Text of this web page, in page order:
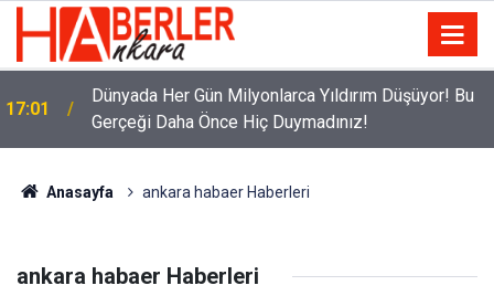
17:01
Dünyada Her Gün Milyonlarca Yıldırım Düşüyor! Bu
Gerçeği Daha Önce Hiç Duymadınız!
Anasayfa ankara habaer Haberleri
ankara habaer Haberleri